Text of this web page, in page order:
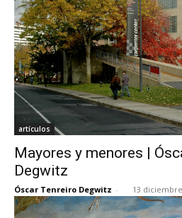
artículos
Mayores y menores |
Degwitz
Óscar Tenreiro Degwitz - 13